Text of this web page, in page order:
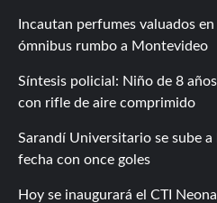
Incautan perfumes valuados
ómnibus rumbo a Montevideo
Síntesis policial: Niño de 8
con rifle de aire comprimido
Sarandí Universitario se sube
fecha con once goles
Hoy se inaugurará el CTI